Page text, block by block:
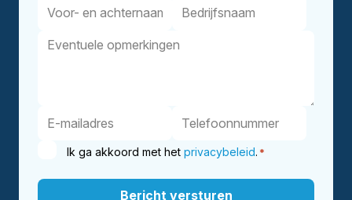
Ik ga akkoord met het privacybeleid. *